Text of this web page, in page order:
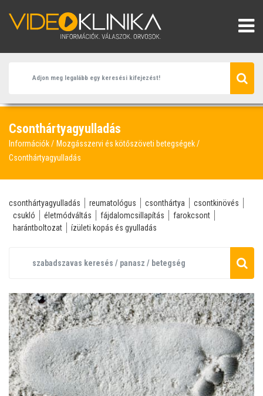
Csonthártyagyulladás
Információk
Mozgásszervi és kötőszöveti betegségek
Csonthártyagyulladás
csonthártyagyulladás reumatológus csonthártya
csontkinövés
csukló
életmódváltás fájdalomcsillapítás
farokcsont
harántboltozat
ízületi kopás és gyulladás